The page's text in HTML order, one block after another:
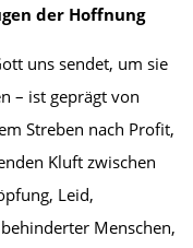
der Hoffnung
uns sendet, um sie
– ist geprägt von
Streben nach Profit,
Kluft zwischen
Leid,
Menschen,